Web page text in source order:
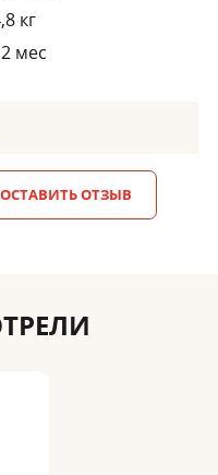
кг
мес
ОСТАВИТЬ ОТЗЫВ